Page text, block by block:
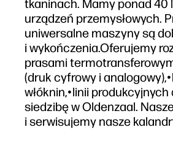
tkaninach. Mamy ponad 40
urządzeń przemysłowych.
uniwersalne maszyny są
i wykończenia.Oferujemy
prasami
(druk cyfrowy i
włóknin,•linii
siedzibę w Oldenzaal.
i serwisujemy nasze